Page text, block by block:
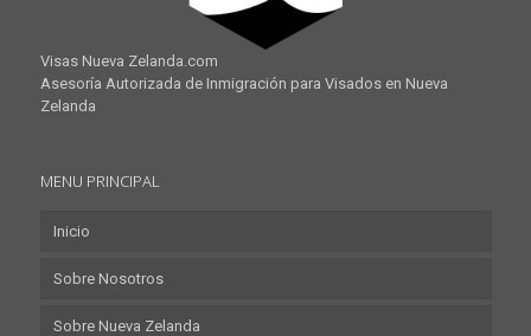
Visas Nueva Zelanda.com
Asesoría Autorizada de Inmigración para Visados en Nueva
Zelanda
MENU PRINCIPAL
Inicio
Sobre Nosotros
Sobre Nueva Zelanda